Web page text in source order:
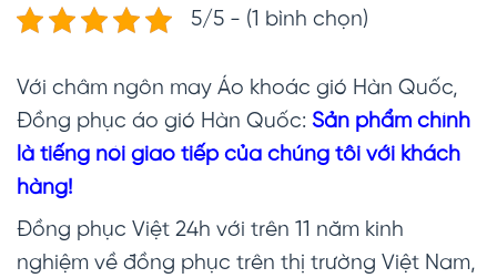
5/5 - (1 bình chọn)
Với châm ngôn may Áo khoác gió Hàn Quốc,
Đồng phục áo gió Hàn Quốc: Sản phẩm chính
là tiếng nói giao tiếp của chúng tôi với khách
hàng!
Đồng phục Việt 24h với trên 11 năm kinh
nghiệm về đồng phục trên thị trường Việt Nam,